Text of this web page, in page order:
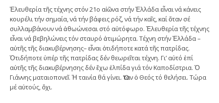
Ἐλευθερία τῆς τέχνης στόν 21ο αἰῶνα στήν Ἑλλάδα εἶναι νά κάνεις
κουρέλι τήν σημαία, νά τήν βάφεις ρόζ, νά τήν καῖς, καί ὅταν σέ
συλλαμβάνουν νά ἀθωώνεσαι στό αὐτόφωρο. Ἐλευθερία τῆς τέχνης
εἶναι νά βεβηλώνεις τόν σταυρό ἀτιμώρητα. Τέχνη στήν Ἑλλάδα –
αὐτῆς τῆς διακυβέρνησης– εἶναι ὁτιδήποτε κατά τῆς πατρίδας.
Ὁτιδήποτε ὑπέρ τῆς πατρίδας δέν θεωρεῖται τέχνη. Γι’ αὐτό ἐπί
αὐτῆς τῆς διακυβέρνησης δέν ἔχω ἐλπίδα γιά τόν Καποδίστρια. Ὁ
Γιάννης ματαιοπονεῖ. Ἡ ταινία θά γίνει. Ὅταν ὁ Θεός τό θελήσει. Τώρα
μέ αὐτούς, ὄχι.